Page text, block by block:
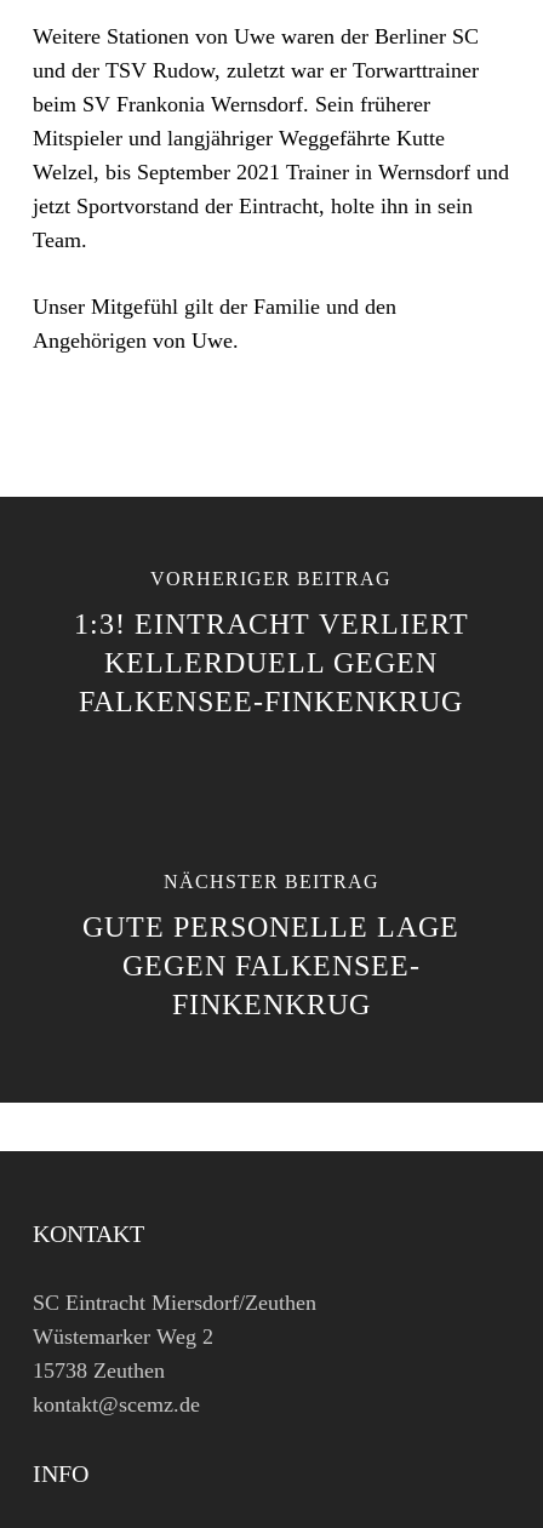
Weitere Stationen von Uwe waren der Berliner SC
und der TSV Rudow, zuletzt war er Torwarttrainer
beim SV Frankonia Wernsdorf. Sein früherer
Mitspieler und langjähriger Weggefährte Kutte
Welzel, bis September 2021 Trainer in Wernsdorf und
jetzt Sportvorstand der Eintracht, holte ihn in sein
Team.
Unser Mitgefühl gilt der Familie und den
Angehörigen von Uwe.
VORHERIGER BEITRAG
1:3! EINTRACHT VERLIERT
KELLERDUELL GEGEN
FALKENSEE-FINKENKRUG
NÄCHSTER BEITRAG
GUTE PERSONELLE LAGE
GEGEN FALKENSEE-
FINKENKRUG
KONTAKT
SC Eintracht Miersdorf/Zeuthen
Wüstemarker Weg 2
15738 Zeuthen
kontakt@scemz.de
INFO